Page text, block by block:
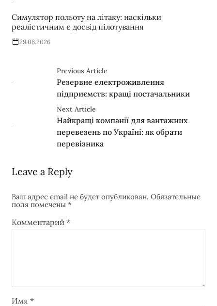
Симулятор польоту на літаку: наскільки
реалістичним є досвід пілотування
29.06.2026
Previous Article
Резервне електроживлення
підприємств: кращі постачальники
Next Article
Найкращі компанії для вантажних
перевезень по Україні: як обрати
перевізника
Leave a Reply
Ваш адрес email не будет опубликован. Обязательные
поля помечены *
Комментарий *
Имя *